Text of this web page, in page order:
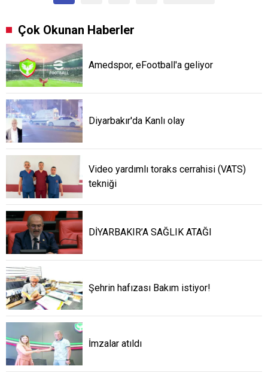
Çok Okunan Haberler
Amedspor, eFootball'a geliyor
Diyarbakır'da Kanlı olay
Video yardımlı toraks cerrahisi (VATS)
tekniği
DİYARBAKIR’A SAĞLIK ATAĞI
Şehrin hafızası Bakım istiyor!
İmzalar atıldı